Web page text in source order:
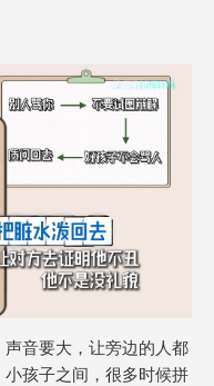
音要大，让旁边的人都
孩子之间，很多时候拼